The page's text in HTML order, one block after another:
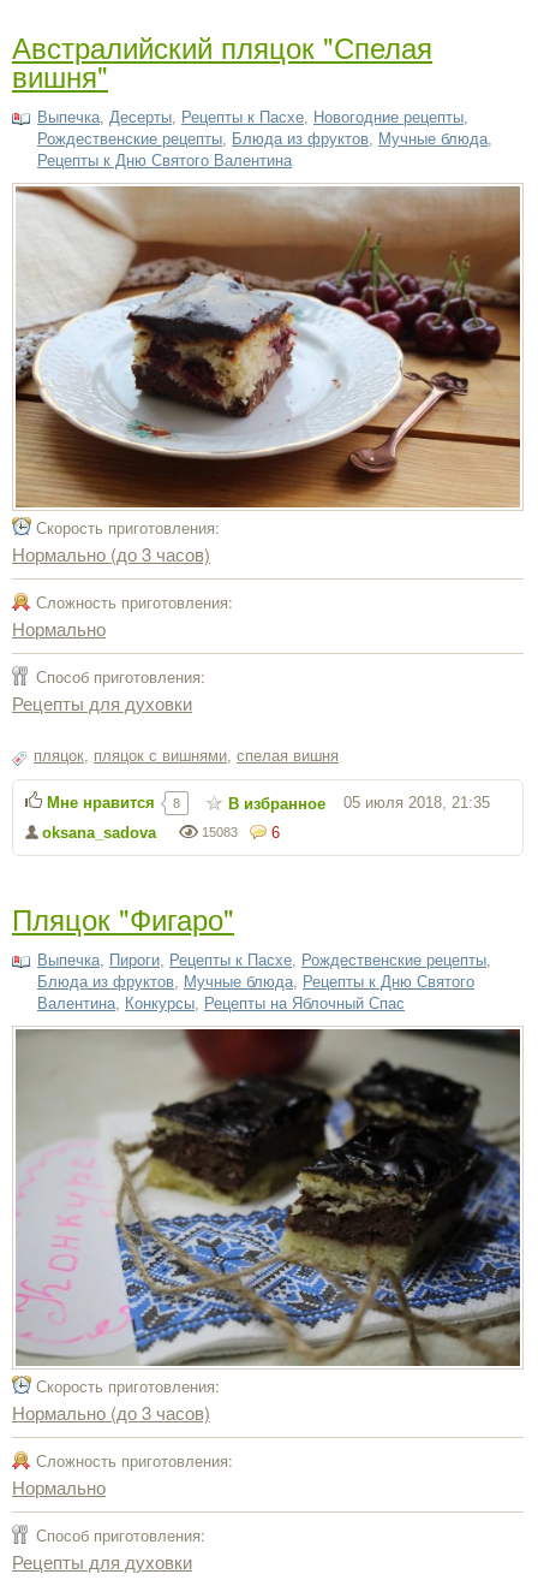
Австралийский пляцок "Спелая
вишня"
Выпечка Десерты Рецепты к Пасхе Новогодние рецепты
Рождественские рецепты
Блюда из фруктов Мучные блюда
Рецепты к Дню Святого Валентина
Скорость приготовления:
Нормально (до 3 часов)
Сложность приготовления:
Нормально
Способ приготовления:
Рецепты для духовки
пляцок пляцок с вишнями спелая вишня
6
15083
oksana_sadova
05 июля 2018, 21:35
Мне нравится 8 В избранное
Пляцок "Фигаро"
Выпечка Пироги Рецепты к Пасхе Рождественские рецепты
Блюда из фруктов
Мучные блюда
Рецепты к Дню Святого
Валентина
Конкурсы Рецепты на Яблочный Спас
Скорость приготовления:
Нормально (до 3 часов)
Сложность приготовления:
Нормально
Способ приготовления:
Рецепты для духовки